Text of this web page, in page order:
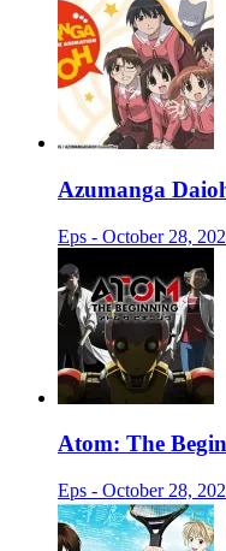
Azumanga
Eps - October 28,
Atom: The
Eps - October 28,